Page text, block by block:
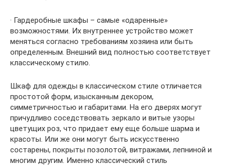
· Гардеробные шкафы – самые «одаренные»
возможностями. Их внутреннее устройство может
меняться согласно требованиям хозяина или быть
определенным. Внешний вид полностью соответствует
классическому стилю.
Шкаф для одежды в классическом стиле отличается
простотой форм, изысканным декором,
симметричностью и габаритами. На его дверях могут
причудливо соседствовать зеркало и витые узоры
цветущих роз, что придает ему еще больше шарма и
красоты. Или же они могут быть искусственно
состарены, покрыты позолотой, витражами, лепниной и
многим другим. Именно классический стиль